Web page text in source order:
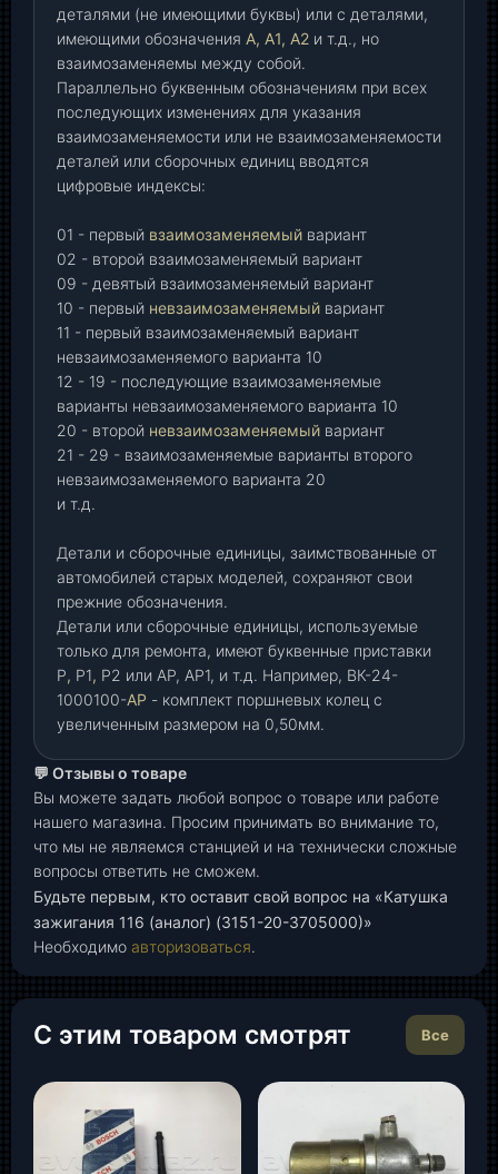
деталями (не имеющими буквы) или с деталями,
имеющими обозначения А, А1, А2 и т.д., но
взаимозаменяемы между собой.
Параллельно буквенным обозначениям при всех
последующих изменениях для указания
взаимозаменяемости или не взаимозаменяемости
деталей или сборочных единиц вводятся
цифровые индексы:
01 - первый взаимозаменяемый вариант
02 - второй взаимозаменяемый вариант
09 - девятый взаимозаменяемый вариант
10 - первый невзаимозаменяемый вариант
11 - первый взаимозаменяемый вариант
невзаимозаменяемого варианта 10
12 - 19 - последующие взаимозаменяемые
варианты невзаимозаменяемого варианта 10
20 - второй невзаимозаменяемый вариант
21 - 29 - взаимозаменяемые варианты второго
невзаимозаменяемого варианта 20
и т.д.
Детали и сборочные единицы, заимствованные от
автомобилей старых моделей, сохраняют свои
прежние обозначения.
Детали или сборочные единицы, используемые
только для ремонта, имеют буквенные приставки
Р, Р1, Р2 или АР, АР1, и т.д. Например, ВК-24-
1000100-АР - комплект поршневых колец с
увеличенным размером на 0,50мм.
💬 Отзывы о товаре
Вы можете задать любой вопрос о товаре или работе
нашего магазина. Просим принимать во внимание то,
что мы не являемся станцией и на технически сложные
вопросы ответить не сможем.
Будьте первым, кто оставит свой вопрос на «Катушка
зажигания 116 (аналог) (3151-20-3705000)»
Необходимо авторизоваться.
С этим товаром смотрят Все